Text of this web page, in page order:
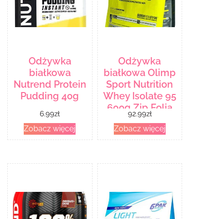
Odżywka
białkowa
Nutrend Protein
Pudding 40g
6.99zł
Zobacz więcej
Odżywka
białkowa Olimp
Sport Nutrition
Whey Isolate 95
600g Zip Folia
92.99zł
Zobacz więcej